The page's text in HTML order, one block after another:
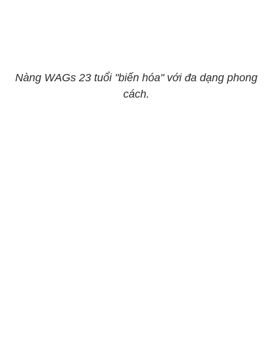
Nàng WAGs 23 tuổi "biến hóa" với đa dạng phong
cách.